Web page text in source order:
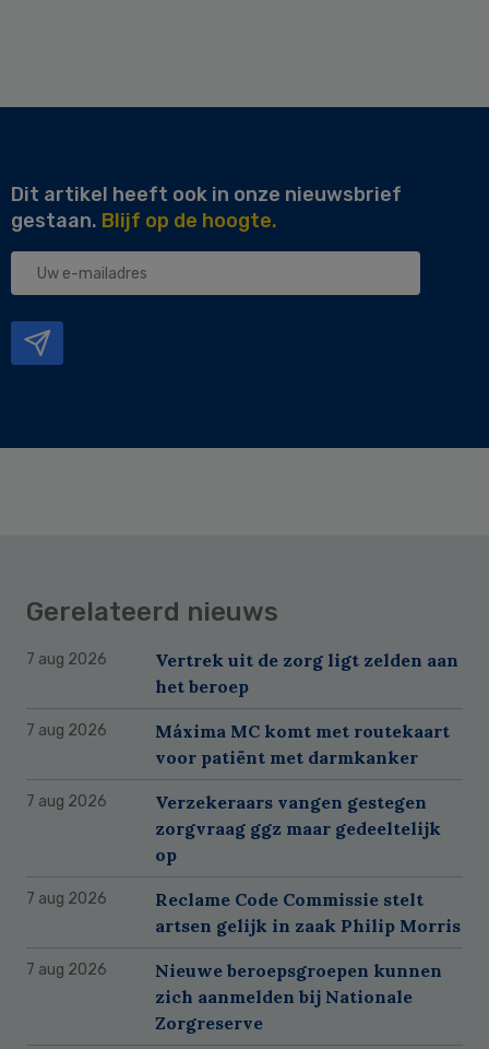
Dit artikel heeft ook in onze nieuwsbrief
gestaan. Blijf op de hoogte.
Uw
Gerelateerd nieuws
7 aug 2026
Vertrek uit de zorg ligt zelden aan
het beroep
7 aug 2026
Máxima MC komt met routekaart
voor patiënt met darmkanker
7 aug 2026
Verzekeraars vangen gestegen
zorgvraag ggz maar gedeeltelijk
op
7 aug 2026
Reclame Code Commissie stelt
artsen gelijk in zaak Philip Morris
7 aug 2026
Nieuwe beroepsgroepen kunnen
zich aanmelden bij Nationale
Zorgreserve